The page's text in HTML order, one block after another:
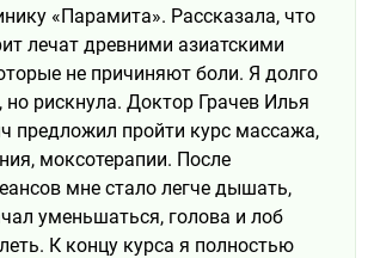
«Парамита». Рассказала, что
лечат древними азиатскими
не причиняют боли. Я долго
но рискнула. Доктор Грачев Илья
предложил пройти курс массажа,
моксотерапии. После
мне стало легче дышать,
уменьшаться, голова и лоб
К концу курса я полностью